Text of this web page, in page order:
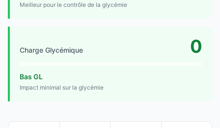
Meilleur pour le contrôle de la glycémie
Charge Glycémique 0
Bas GL
Impact minimal sur la glycémie